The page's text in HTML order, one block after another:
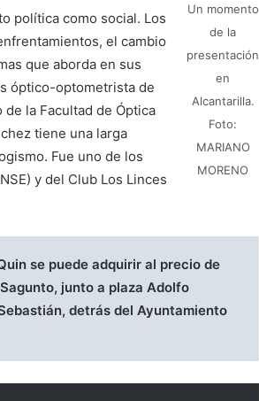
Un momento
de la
presentación
en
Alcantarilla.
Foto:
MARIANO
MORENO
política como social. Los
el cambio
que aborda en sus
óptico-optometrista de
la Facultad de Óptica
tiene una larga
Fue uno de los
y del Club Los Linces
se puede adquirir al precio de
junto a plaza Adolfo
detrás del Ayuntamiento